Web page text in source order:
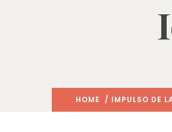
HOME / IMPULSO DE